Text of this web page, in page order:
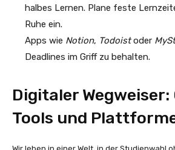
halbes Lernen. Plane feste
Ruhe ein.
Apps wie Notion, Todoistoder
Deadlines im Griff zu behalten.
Digitaler Wegweiser:
Tools und